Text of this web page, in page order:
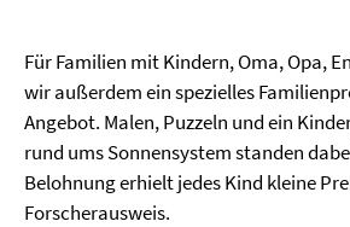
Für Familien mit Kindern, Oma, Opa,
wir außerdem ein spezielles
Angebot. Malen, Puzzeln und ein
rund ums Sonnensystem standen
Belohnung erhielt jedes Kind kleine
Forscherausweis.